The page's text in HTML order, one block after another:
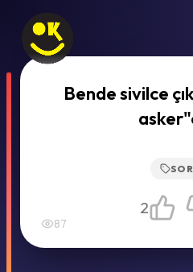
Bende sivilce
87
2